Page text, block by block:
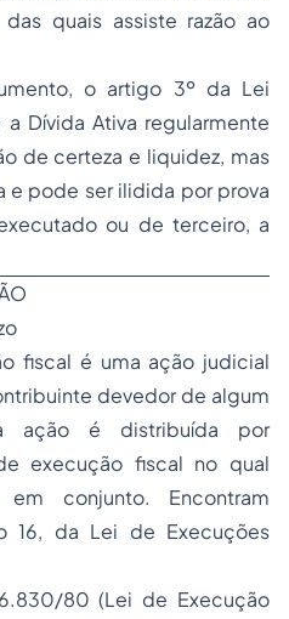
quais assiste razão ao
o artigo 3º da Lei
Dívida Ativa regularmente
de certeza e liquidez, mas
e pode ser ilidida por prova
ou de terceiro, a
fiscal é uma ação judicial
devedor de algum
ação é distribuída por
execução fiscal no qual
conjunto. Encontram
16, da Lei de Execuções
80 (Lei de Execução